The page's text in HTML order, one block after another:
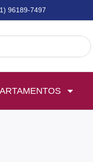
96189-7497